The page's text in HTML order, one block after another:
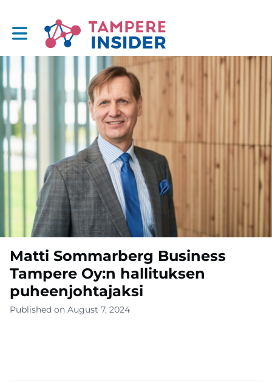
Toggle main navigation
Matti Sommarberg Business
Tampere Oy:n hallituksen
puheenjohtajaksi
Published on August 7, 2024